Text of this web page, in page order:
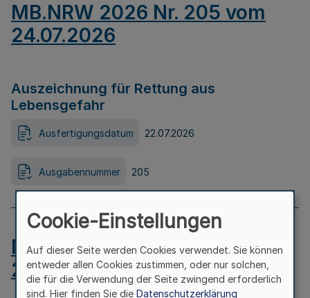
MB.NRW 2026 Nr. 205 vom
24.07.2026
Auszeichnung für Rettung aus
Lebensgefahr
Ausfertigungsdatum 22.07.2026
Ausgabennummer 205
MB.NRW 2026 Nr. 204 vom
24.07.2026
Cookie-Einstellungen
Auf dieser Seite werden Cookies verwendet. Sie können
entweder allen Cookies zustimmen, oder nur solchen,
die für die Verwendung der Seite zwingend erforderlich
sind. Hier finden Sie die Datenschutzerklärung